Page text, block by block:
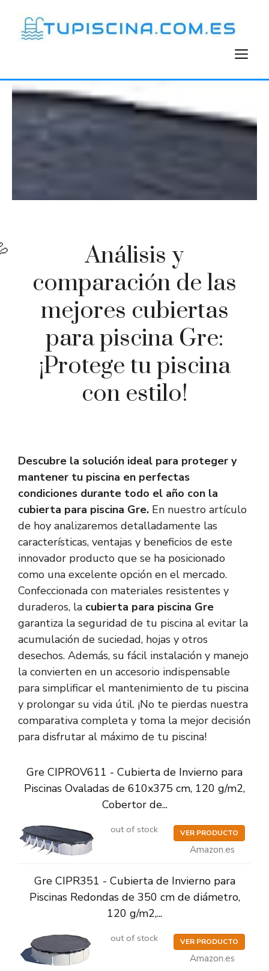
contenido
Análisis y
comparación de las
mejores cubiertas
para piscina Gre:
¡Protege tu piscina
con estilo!
Descubre la solución ideal para proteger y
mantener tu piscina en perfectas
condiciones durante todo el año con la
cubierta para piscina Gre. En nuestro artículo
de hoy analizaremos detalladamente las
características, ventajas y beneficios de este
innovador producto que se ha posicionado
como una excelente opción en el mercado.
Confeccionada con materiales resistentes y
duraderos, la cubierta para piscina Gre
garantiza la seguridad de tu piscina al evitar la
acumulación de suciedad, hojas y otros
desechos. Además, su fácil instalación y manejo
la convierten en un accesorio indispensable
para simplificar el mantenimiento de tu piscina
y prolongar su vida útil. ¡No te pierdas nuestra
comparativa completa y toma la mejor decisión
para disfrutar al máximo de tu piscina!
Gre CIPROV611 - Cubierta de Invierno para
Piscinas Ovaladas de 610x375 cm, 120 g/m2,
Cobertor de...
out of stock VER PRODUCTO
Amazon.es
Gre CIPR351 - Cubierta de Invierno para
Piscinas Redondas de 350 cm de diámetro,
120 g/m2,...
out of stock VER PRODUCTO
Amazon.es